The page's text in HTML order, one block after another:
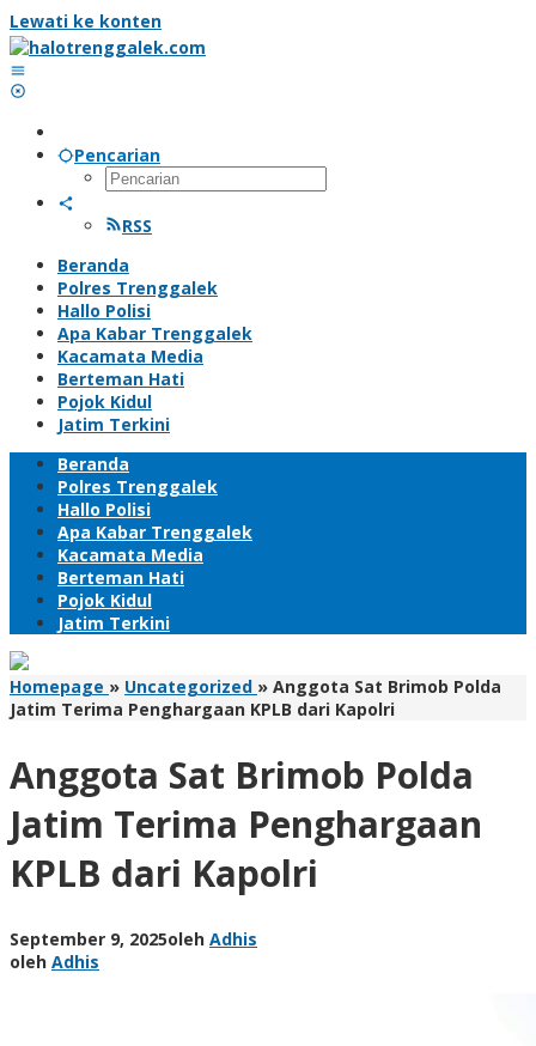
Lewati ke konten
Pencarian
RSS
Beranda
Polres Trenggalek
Hallo Polisi
Apa Kabar Trenggalek
Kacamata Media
Berteman Hati
Pojok Kidul
Jatim Terkini
Beranda
Polres Trenggalek
Hallo Polisi
Apa Kabar Trenggalek
Kacamata Media
Berteman Hati
Pojok Kidul
Jatim Terkini
Homepage » Uncategorized » Anggota Sat Brimob Polda
Jatim Terima Penghargaan KPLB dari Kapolri
Anggota Sat Brimob Polda
Jatim Terima Penghargaan
KPLB dari Kapolri
September 9, 2025oleh Adhis
oleh Adhis